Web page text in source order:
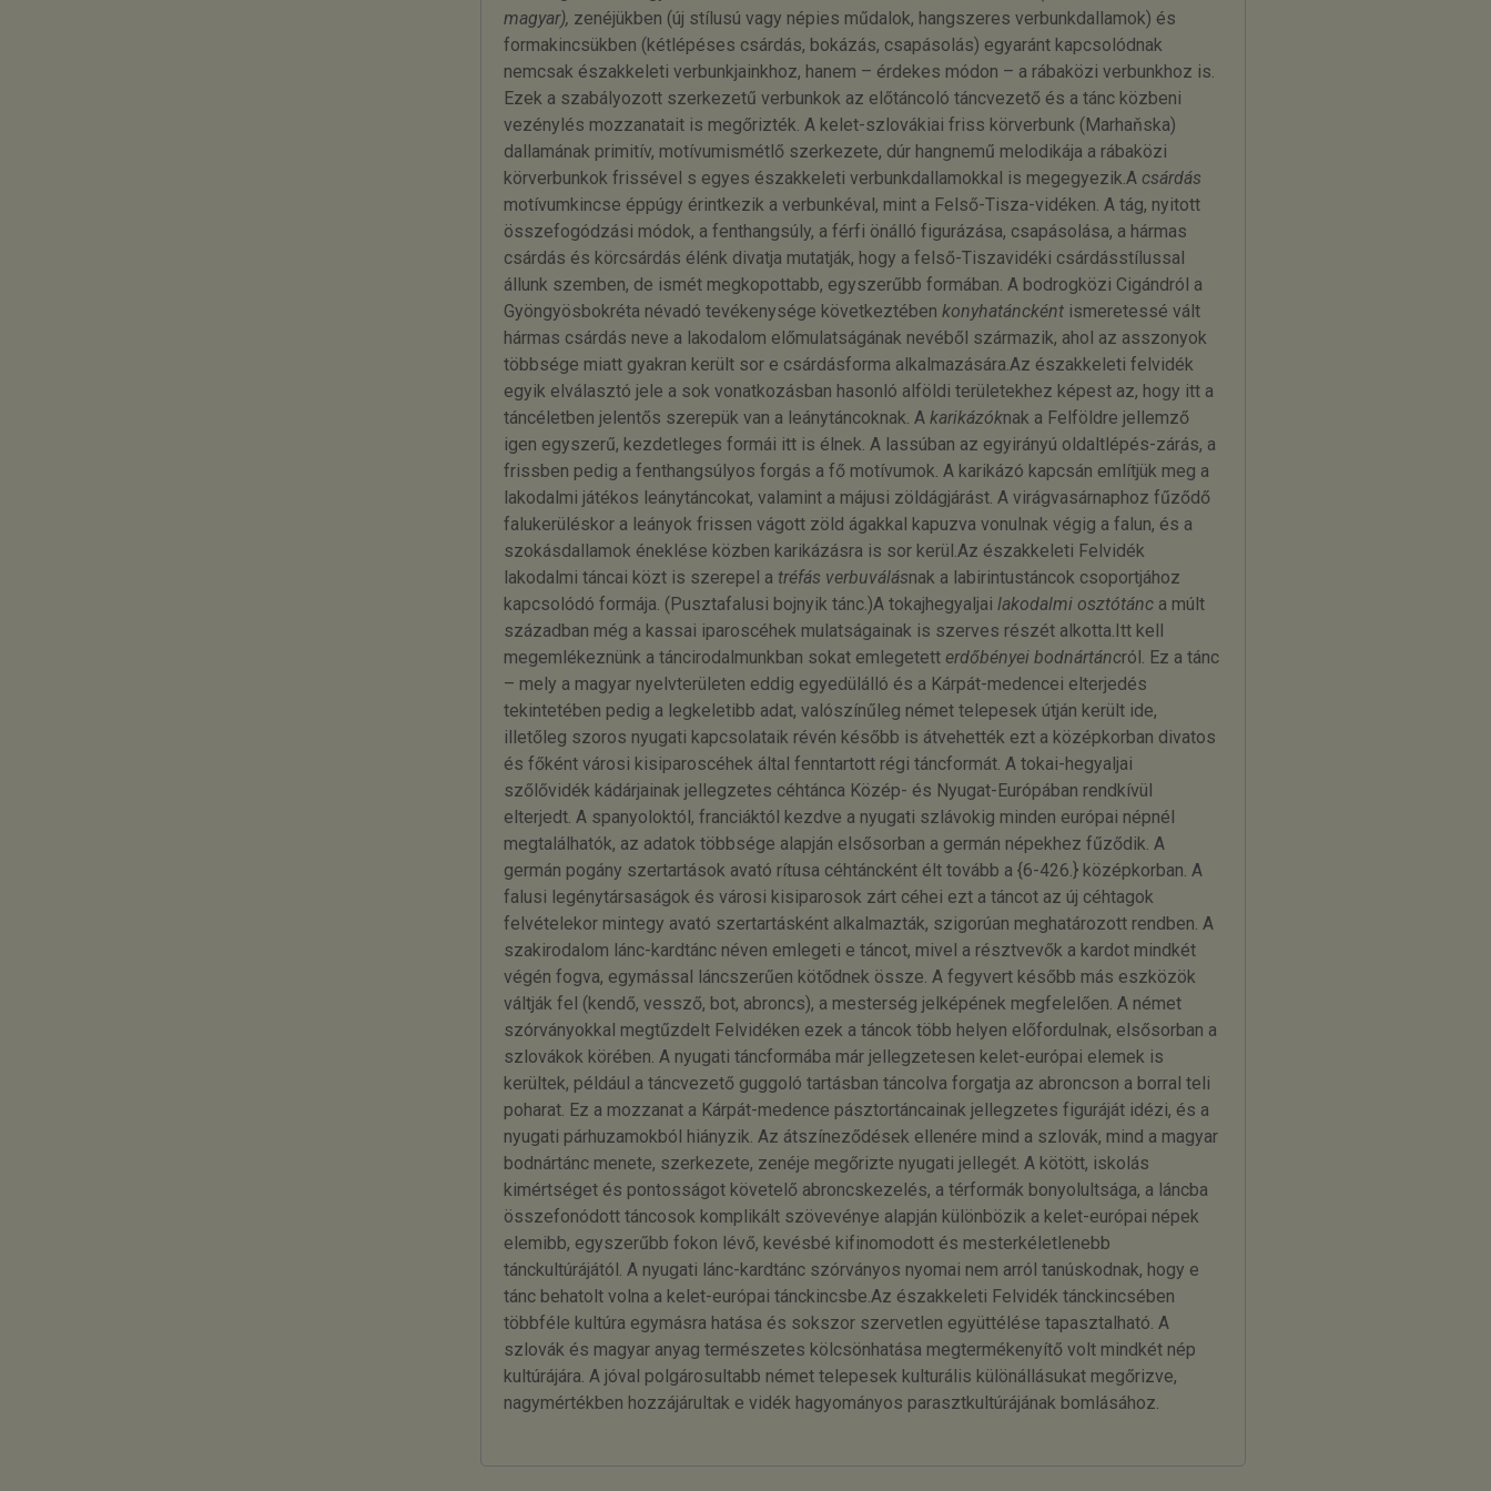
magyar), zenéjükben (új stílusú vagy népies műdalok, hangszeres verbunkdallamok) és
formakincsükben (kétlépéses csárdás, bokázás, csapásolás) egyaránt kapcsolódnak
nemcsak északkeleti verbunkjainkhoz, hanem – érdekes módon – a rábaközi verbunkhoz is.
Ezek a szabályozott szerkezetű verbunkok az előtáncoló táncvezető és a tánc közbeni
vezénylés mozzanatait is megőrizték. A kelet-szlovákiai friss körverbunk (Marhaňska)
dallamának primitív, motívumismétlő szerkezete, dúr hangnemű melodikája a rábaközi
körverbunkok frissével s egyes északkeleti verbunkdallamokkal is megegyezik.A csárdás
motívumkincse éppúgy érintkezik a verbunkéval, mint a Felső-Tisza-vidéken. A tág, nyitott
összefogódzási módok, a fenthangsúly, a férfi önálló figurázása, csapásolása, a hármas
csárdás és körcsárdás élénk divatja mutatják, hogy a felső-Tiszavidéki csárdásstílussal
állunk szemben, de ismét megkopottabb, egyszerűbb formában. A bodrogközi Cigándról a
Gyöngyösbokréta névadó tevékenysége következtében konyhatánckéntismeretessé vált
hármas csárdás neve a lakodalom előmulatságának nevéből származik, ahol az asszonyok
többsége miatt gyakran került sor e csárdásforma alkalmazására.Az északkeleti felvidék
egyik elválasztó jele a sok vonatkozásban hasonló alföldi területekhez képest az, hogy itt a
táncéletben jelentős szerepük van a leánytáncoknak. A karikázóknak a Felföldre jellemző
igen egyszerű, kezdetleges formái itt is élnek. A lassúban az egyirányú oldaltlépés-zárás, a
frissben pedig a fenthangsúlyos forgás a fő motívumok. A karikázó kapcsán említjük meg a
lakodalmi játékos leánytáncokat, valamint a májusi zöldágjárást. A virágvasárnaphoz fűződő
falukerüléskor a leányok frissen vágott zöld ágakkal kapuzva vonulnak végig a falun, és a
szokásdallamok éneklése közben karikázásra is sor kerül.Az északkeleti Felvidék
lakodalmi táncai közt is szerepel a tréfás verbuválásnak a labirintustáncok csoportjához
kapcsolódó formája. (Pusztafalusi bojnyik tánc.)A tokajhegyaljai lakodalmi osztótánca múlt
században még a kassai iparoscéhek mulatságainak is szerves részét alkotta.Itt kell
megemlékeznünk a táncirodalmunkban sokat emlegetett erdőbényei bodnártáncról. Ez a tánc
– mely a magyar nyelvterületen eddig egyedülálló és a Kárpát-medencei elterjedés
tekintetében pedig a legkeletibb adat, valószínűleg német telepesek útján került ide,
illetőleg szoros nyugati kapcsolataik révén később is átvehették ezt a középkorban divatos
és főként városi kisiparoscéhek által fenntartott régi táncformát. A tokai-hegyaljai
szőlővidék kádárjainak jellegzetes céhtánca Közép- és Nyugat-Európában rendkívül
elterjedt. A spanyoloktól, franciáktól kezdve a nyugati szlávokig minden európai népnél
megtalálhatók, az adatok többsége alapján elsősorban a germán népekhez fűződik. A
germán pogány szertartások avató rítusa céhtáncként élt tovább a {6-426.} középkorban. A
falusi legénytársaságok és városi kisiparosok zárt céhei ezt a táncot az új céhtagok
felvételekor mintegy avató szertartásként alkalmazták, szigorúan meghatározott rendben. A
szakirodalom lánc-kardtánc néven emlegeti e táncot, mivel a résztvevők a kardot mindkét
végén fogva, egymással láncszerűen kötődnek össze. A fegyvert később más eszközök
váltják fel (kendő, vessző, bot, abroncs), a mesterség jelképének megfelelően. A német
szórványokkal megtűzdelt Felvidéken ezek a táncok több helyen előfordulnak, elsősorban a
szlovákok körében. A nyugati táncformába már jellegzetesen kelet-európai elemek is
kerültek, például a táncvezető guggoló tartásban táncolva forgatja az abroncson a borral teli
poharat. Ez a mozzanat a Kárpát-medence pásztortáncainak jellegzetes figuráját idézi, és a
nyugati párhuzamokból hiányzik. Az átszíneződések ellenére mind a szlovák, mind a magyar
bodnártánc menete, szerkezete, zenéje megőrizte nyugati jellegét. A kötött, iskolás
kimértséget és pontosságot követelő abroncskezelés, a térformák bonyolultsága, a láncba
összefonódott táncosok komplikált szövevénye alapján különbözik a kelet-európai népek
elemibb, egyszerűbb fokon lévő, kevésbé kifinomodott és mesterkéletlenebb
tánckultúrájától. A nyugati lánc-kardtánc szórványos nyomai nem arról tanúskodnak, hogy e
tánc behatolt volna a kelet-európai tánckincsbe.Az északkeleti Felvidék tánckincsében
többféle kultúra egymásra hatása és sokszor szervetlen együttélése tapasztalható. A
szlovák és magyar anyag természetes kölcsönhatása megtermékenyítő volt mindkét nép
kultúrájára. A jóval polgárosultabb német telepesek kulturális különállásukat megőrizve,
nagymértékben hozzájárultak e vidék hagyományos parasztkultúrájának bomlásához.